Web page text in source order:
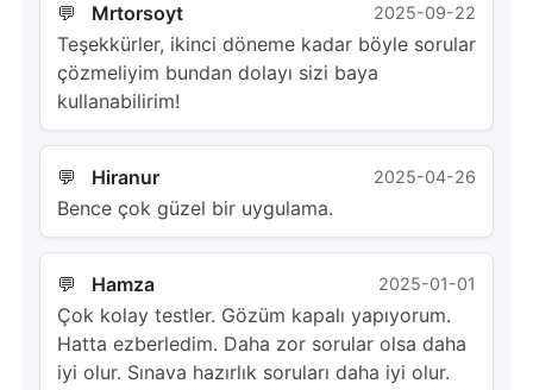
Mrtorsoyt 2025-09-22
Teşekkürler, ikinci döneme kadar böyle sorular
çözmeliyim bundan dolayı sizi baya
kullanabilirim!
Hiranur 2025-04-26
Bence çok güzel bir uygulama.
Hamza 2025-01-01
Çok kolay testler. Gözüm kapalı yapıyorum.
Hatta ezberledim. Daha zor sorular olsa daha
iyi olur. Sınava hazırlık soruları daha iyi olur.